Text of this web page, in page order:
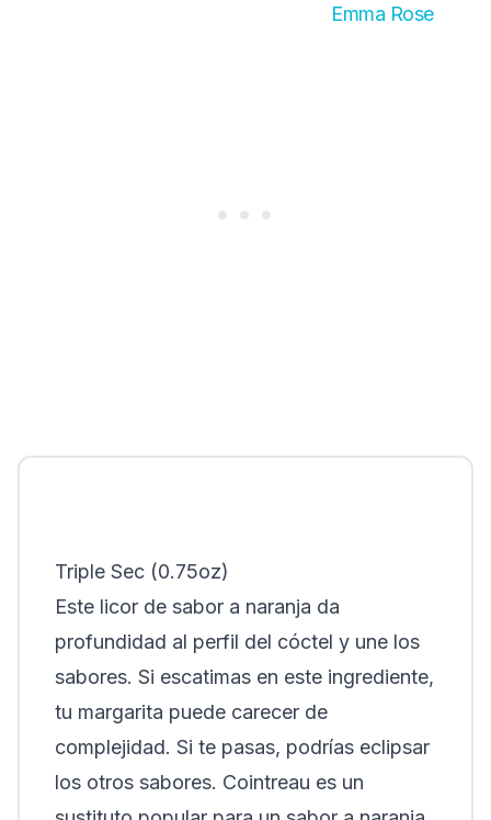
Emma Rose
Triple Sec (0.75oz)
Este licor de sabor a naranja da
profundidad al perfil del cóctel y une los
sabores. Si escatimas en este ingrediente,
tu margarita puede carecer de
complejidad. Si te pasas, podrías eclipsar
los otros sabores. Cointreau es un